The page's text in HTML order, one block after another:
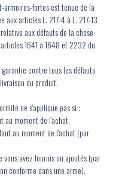
armoires-fortes est tenue de la
articles L. 217-4 à L. 217-13
aux défauts de la chose
1641 à 1648 et 2232 du
contre tous les défauts
du produit.
ne s'applique pas si :
moment de l'achat,
au moment de l'achat (par
avez fournis ou ajoutés (par
conforme dans une arme).